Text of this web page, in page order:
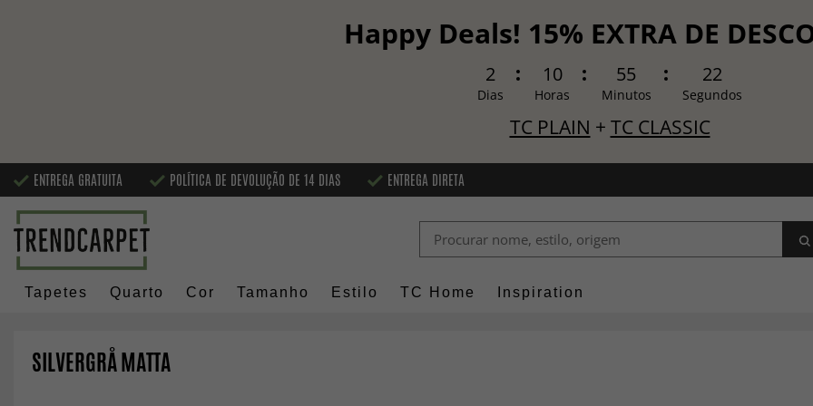
Happy Deals! 15% EXTRA DE
2
Dias
10
Horas
55
Minutos
20
Segundos
TC PLAIN + TC CLASSIC
ENTREGA GRATUITA POLÍTICA DE DEVOLUÇÃO DE 14 DIAS ENTREGA DIRETA
Tapetes Quarto Cor Tamanho Estilo TC Home Inspiration
SILVERGRÅ MATTA